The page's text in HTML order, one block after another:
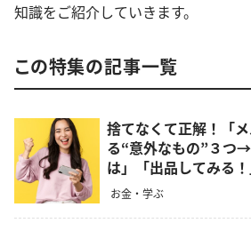
知識をご紹介していきます。
この特集の記事一覧
捨てなくて正解！「
る“意外なもの”３つ
は」「出品してみる！
お金・学ぶ